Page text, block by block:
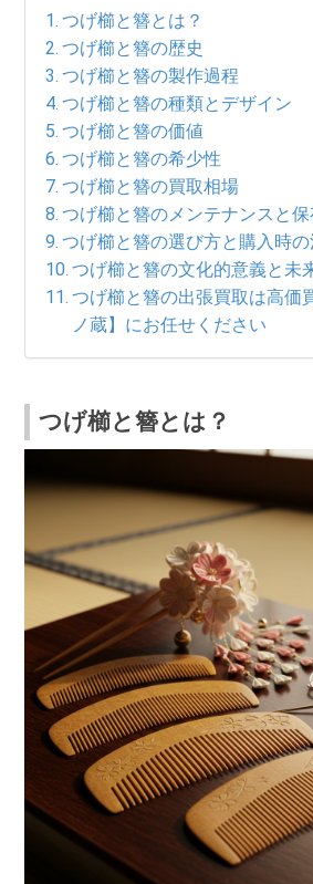
つげ櫛と簪とは？
つげ櫛と簪の歴史
つげ櫛と簪の製作過程
つげ櫛と簪の種類とデザイン
つげ櫛と簪の価値
つげ櫛と簪の希少性
つげ櫛と簪の買取相場
つげ櫛と簪のメンテナンスと
つげ櫛と簪の選び方と購入時
つげ櫛と簪の文化的意義と未
つげ櫛と簪の出張買取は高価
ノ蔵】にお任せください
つげ櫛と簪とは？